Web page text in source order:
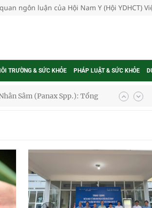
ngôn luận của Hội Nam Y (Hội YDHCT)
TRƯỜNG & SỨC KHỎE PHÁP LUẬT & SỨC KHỎE
và cộng đồng
không đăng ký khám theo yêu